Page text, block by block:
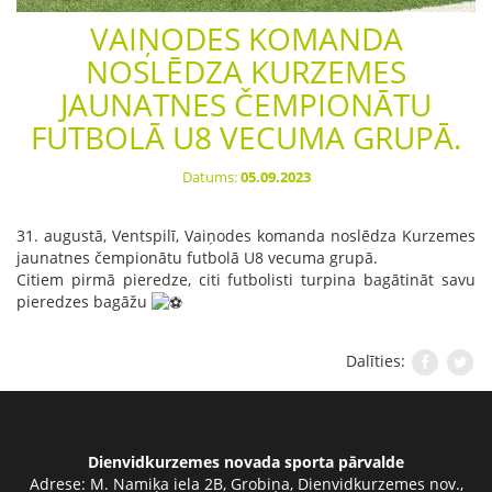
VAIŅODES KOMANDA
NOSLĒDZA KURZEMES
JAUNATNES ČEMPIONĀTU
FUTBOLĀ U8 VECUMA GRUPĀ.
Datums:05.09.2023
31. augustā, Ventspilī, Vaiņodes komanda noslēdza Kurzemes
jaunatnes čempionātu futbolā U8 vecuma grupā.
Citiem pirmā pieredze, citi futbolisti turpina bagātināt savu
pieredzes bagāžu
Dalīties:
Dienvidkurzemes novada sporta pārvalde
Adrese: M. Namiķa iela 2B, Grobiņa, Dienvidkurzemes nov.,